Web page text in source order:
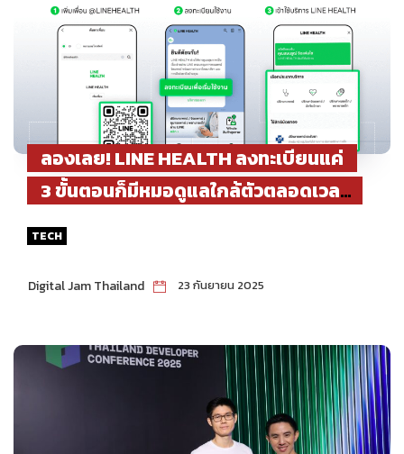
ลองเลย! LINE HEALTH ลงทะเบียนแค่
3 ขั้นตอนก็มีหมอดูแลใกล้ตัวตลอดเวลา
เบิกค่ารักษาออนไลน์ ได้ทั้งประกันและสิทธิ
TECH
Digital Jam Thailand 23 กันยายน 2025